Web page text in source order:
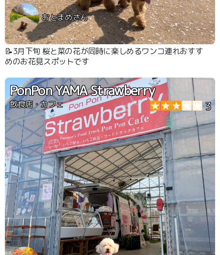
おとまめさん
📝3月下旬 桜と菜の花が同時に楽しめるワンコ連れおすす
めのお花見スポットです
PonPon YAMA Strawberry
飲食店・カフェ 3